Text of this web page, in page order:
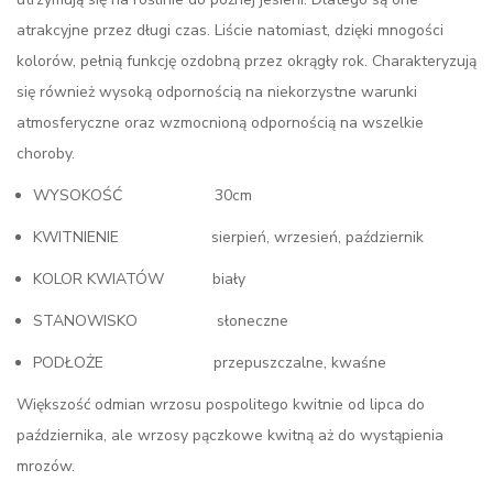
atrakcyjne przez długi czas. Liście natomiast, dzięki mnogości
kolorów, pełnią funkcję ozdobną przez okrągły rok. Charakteryzują
się również wysoką odpornością na niekorzystne warunki
atmosferyczne oraz wzmocnioną odpornością na wszelkie
choroby.
WYSOKOŚĆ 30cm
KWITNIENIE sierpień, wrzesień, październik
KOLOR KWIATÓW biały
STANOWISKO słoneczne
PODŁOŻE przepuszczalne, kwaśne
Większość odmian wrzosu pospolitego kwitnie od lipca do
października, ale wrzosy pączkowe kwitną aż do wystąpienia
mrozów.